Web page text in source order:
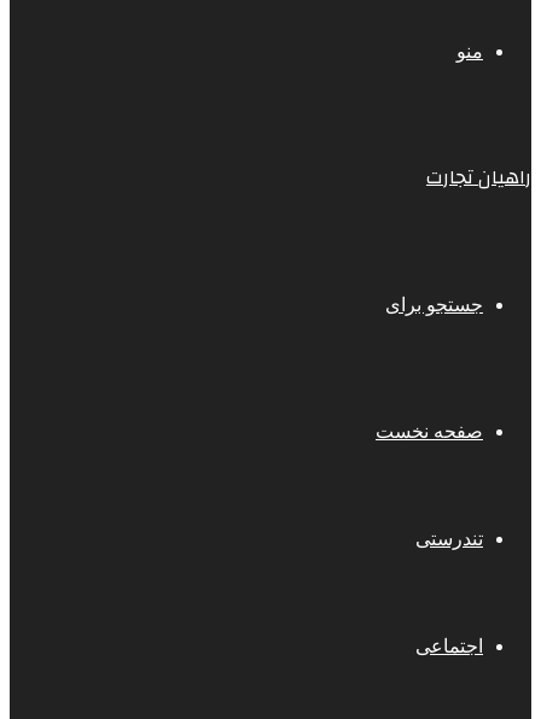
منو
راهیان تجارت
جستجو برای
صفحه نخست
تندرستی
اجتماعی